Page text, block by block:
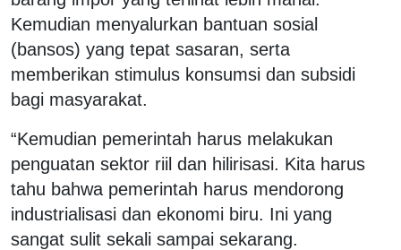
Kemudian menyalurkan bantuan sosial
(bansos) yang tepat sasaran, serta
memberikan stimulus konsumsi dan subsidi
bagi masyarakat.
“Kemudian pemerintah harus melakukan
penguatan sektor riil dan hilirisasi. Kita harus
tahu bahwa pemerintah harus mendorong
industrialisasi dan ekonomi biru. Ini yang
sangat sulit sekali sampai sekarang.